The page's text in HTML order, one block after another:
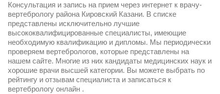
Консультация и запись на прием через интернет к врачу-
вертебрологу района Кировский Казани. В списке
представлены исключительно лучшие
высококвалифицированные специалисты, имеющие
необходимую квалификацию и дипломы. Мы периодически
проверяем вертебрологов, которые представлены на
нашем сайте. Многие из них кандидаты медицинских наук и
хорошие врачи высшей категории. Вы можете выбрать по
рейтингу и отзывам специалиста и записаться к
вертебрологу онлайн .